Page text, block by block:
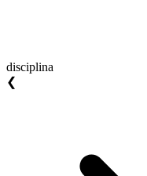
disciplina
❮